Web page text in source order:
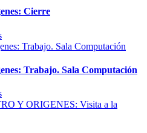
Cierre
Trabajo. Sala Computación